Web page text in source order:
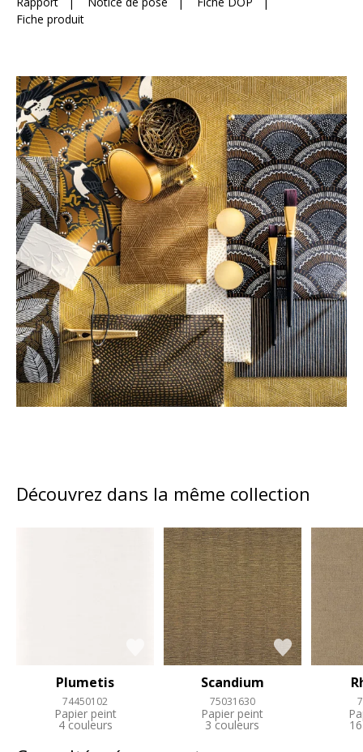
Fiche produit
Découvrez dans la même collection
Plumetis
74450102
Papier peint
4 couleurs
Scandium
75031630
Papier peint
3 couleurs